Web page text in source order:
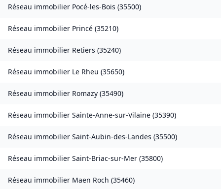
Réseau immobilier Pocé-les-Bois (35500)
Réseau immobilier Princé (35210)
Réseau immobilier Retiers (35240)
Réseau immobilier Le Rheu (35650)
Réseau immobilier Romazy (35490)
Réseau immobilier Sainte-Anne-sur-Vilaine (35390)
Réseau immobilier Saint-Aubin-des-Landes (35500)
Réseau immobilier Saint-Briac-sur-Mer (35800)
Réseau immobilier Maen Roch (35460)